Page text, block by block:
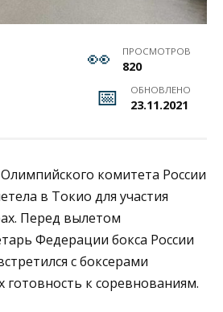
ПРОСМОТРОВ
820
ОБНОВЛЕНО
23.11.2021
комитета России
в Токио для участия
Перед вылетом
Федерации бокса России
с боксерами
готовность к соревнованиям.